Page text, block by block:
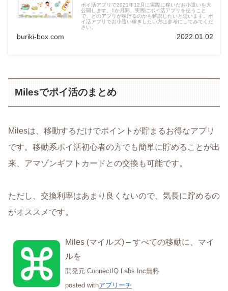
ポイ活アプリで2021年12月に実際に稼いだお小遣いを大
公開します。1か月間、実際にポイ活アプリを使うこと
で、どのアプリが稼げるのかも解説したいと思います。ポ
イ活アプリでお小遣い稼ぎしたい方は参考にしてみてくだ
さい。
buriki-box.com 2022.01.02
Milesでポイ活のまとめ
Milesは、移動するだけでポイントが貯まるお得なアプリ
です。移動系ポイ活初心者の方でも簡単に貯めることが出
来、アマゾンギフトカードとの交換も可能です。
ただし、交換利率はあまり良くないので、気長に貯めるの
がオススメです。
Miles (マイルズ) – すべての移動に、マイ
ルを
開発元:ConnectIQ Labs Inc無料
posted withアプリーチ